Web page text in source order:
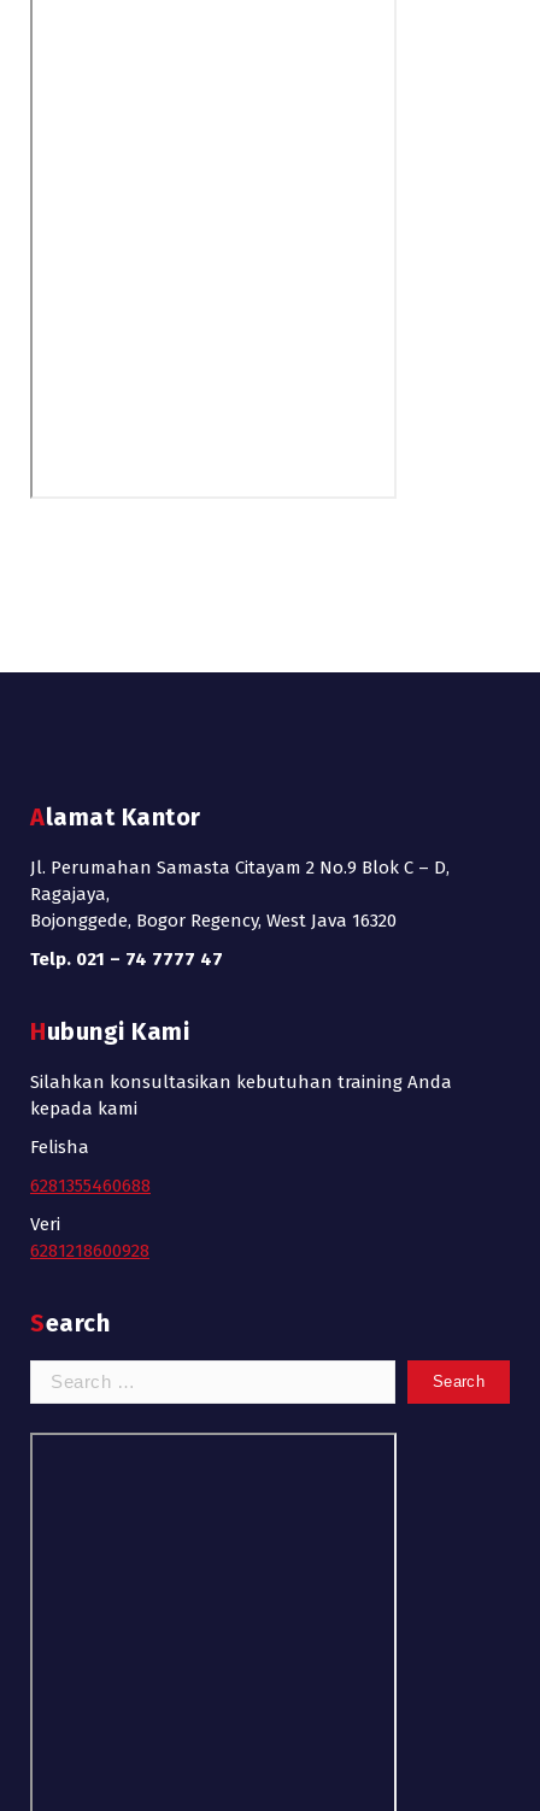
Alamat Kantor
Jl. Perumahan Samasta Citayam 2 No.9 Blok C – D,
Ragajaya,
Bojonggede, Bogor Regency, West Java 16320
Telp. 021 – 74 7777 47
Hubungi Kami
Silahkan konsultasikan kebutuhan training Anda
kepada kami
Felisha
6281355460688
Veri
6281218600928
Search
Search
for: